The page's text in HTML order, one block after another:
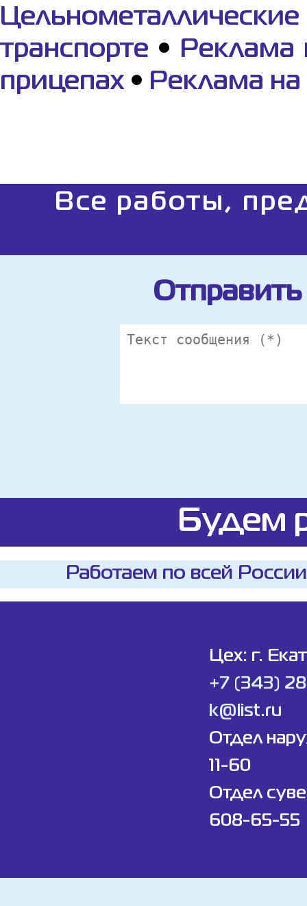
транспорте •
Реклама
прицепах• Реклама
Все работы,
Отправить
Будем
Работаем по всей
Цех: г.
+7 (343)
k@list.ru
Отдел
11-60
Отдел
608-65-55